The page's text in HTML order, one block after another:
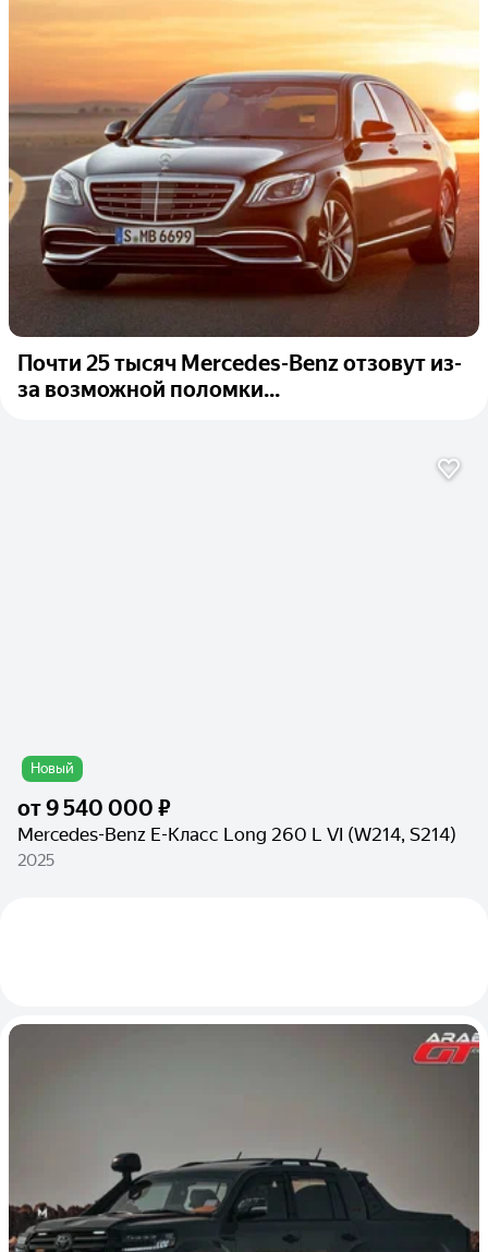
Почти 25 тысяч Mercedes-Benz отзовут из-
за возможной поломки...
Новый
от9 540 000 ₽
Mercedes-Benz E-Класс Long 260 L VI (W214, S214)
2025